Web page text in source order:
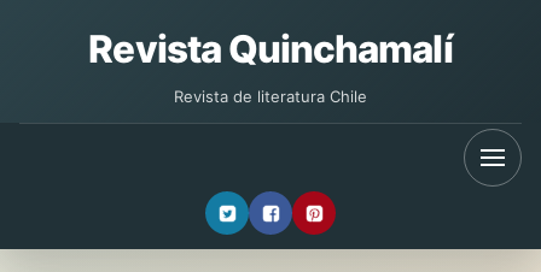
Revista Quinchamalí
Revista de literatura Chile